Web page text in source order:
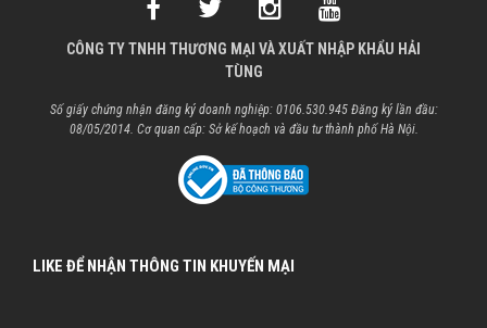
CÔNG TY TNHH THƯƠNG MẠI VÀ XUẤT NHẬP KHẨU HẢI
TÙNG
Số giấy chứng nhận đăng ký doanh nghiệp: 0106.530.945 Đăng ký lần đầu:
08/05/2014. Cơ quan cấp: Sở kế hoạch và đầu tư thành phố Hà Nội.
LIKE ĐỂ NHẬN THÔNG TIN KHUYẾN MẠI